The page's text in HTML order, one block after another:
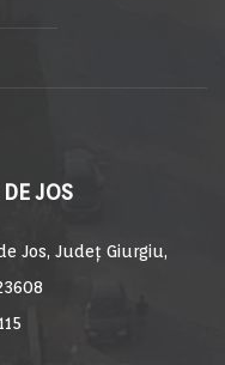
JOS
Jos, Județ Giurgiu,